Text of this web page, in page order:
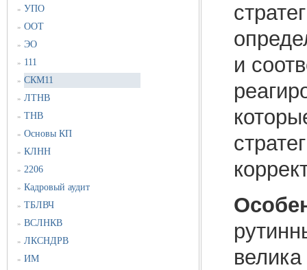
» УПО
» ООТ
» ЭО
» 111
» СКМ11
» ЛТНВ
» ТНВ
» Основы КП
» КЛНН
» 2206
» Кадровый аудит
» ТБЛВЧ
» ВСЛНКВ
» ЛКСНДРВ
» ИМ
и